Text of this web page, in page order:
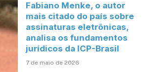
Fabiano Menke, o autor
mais citado do país sobre
assinaturas eletrônicas,
analisa os fundamentos
jurídicos da ICP-Brasil
7 de maio de 2026